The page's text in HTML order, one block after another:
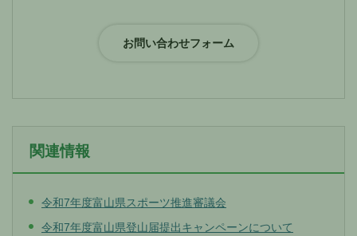
関連情報
令和7年度富山県スポーツ推進審議会
令和7年度富山県登山届提出キャンペーンについて